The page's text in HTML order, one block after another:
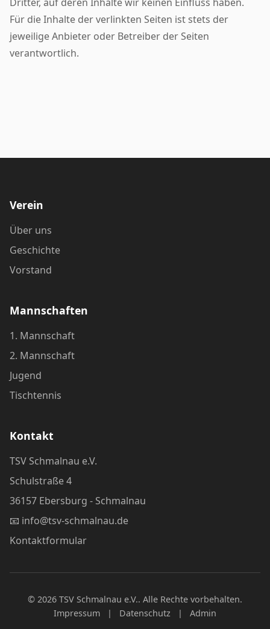
Für die Inhalte der verlinkten Seiten ist stets der
jeweilige Anbieter oder Betreiber der Seiten
verantwortlich.
Verein
Über uns
Geschichte
Vorstand
Mannschaften
1. Mannschaft
2. Mannschaft
Jugend
Tischtennis
Kontakt
TSV Schmalnau e.V.
Schulstraße 4
36157 Ebersburg - Schmalnau
📧 info@tsv-schmalnau.de
Kontaktformular
© 2026 TSV Schmalnau e.V.. Alle Rechte vorbehalten.
Impressum
| Datenschutz | Admin